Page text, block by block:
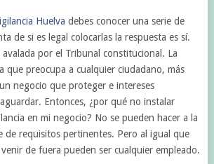
Huelva debes conocer una serie de
de si es legal colocarlas la respuesta es sí.
avalada por el Tribunal constitucional. La
que preocupa a cualquier ciudadano, más
negocio que proteger e intereses
Entonces, ¿por qué no instalar
en mi negocio? No se pueden hacer a la
de requisitos pertinentes. Pero al igual que
de fuera pueden ser cualquier empleado.